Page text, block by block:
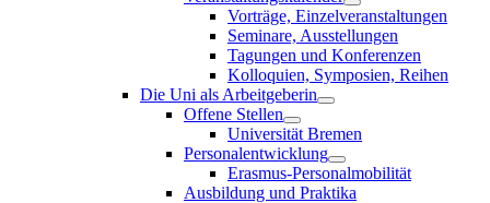
Vorträge, Einzelveranstaltungen
Seminare, Ausstellungen
Tagungen und Konferenzen
Kolloquien, Symposien, Reihen
Die Uni als Arbeitgeberin
Offene Stellen
Universität Bremen
Personalentwicklung
Erasmus-Personalmobilität
Ausbildung und Praktika